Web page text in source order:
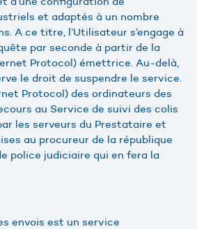
et adaptés à un nombre
A ce titre, l’Utilisateur s’engage à
par seconde à partir de la
Protocol) émettrice. Au-delà,
le droit de suspendre le service.
Protocol) des ordinateurs des
au Service de suivi des colis
les serveurs du Prestataire et
au procureur de la république
police judiciaire qui en fera la
envois est un service